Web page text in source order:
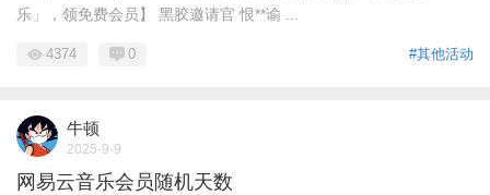
乐」，领免费会员】 黑胶邀请官 恨**谕 ...
#其他活动
4374 0
牛顿
2025-9-9
网易云音乐会员随机天数